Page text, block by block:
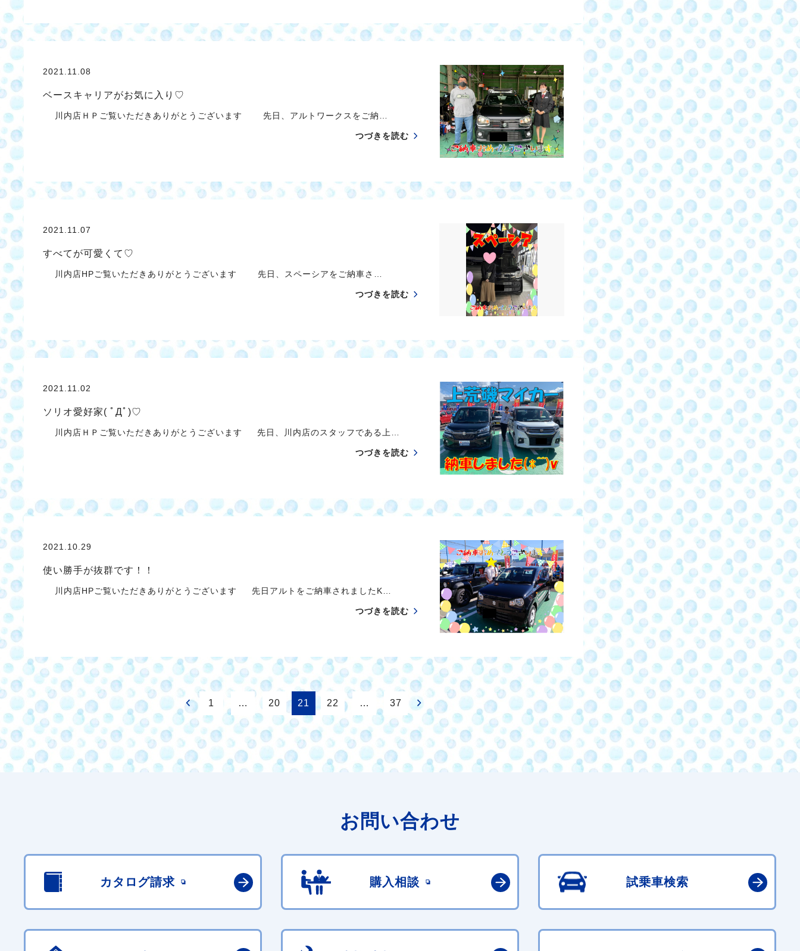
2021.11.08
ベースキャリアがお気に入り♡
川内店ＨＰご覧いただきありがとうございます 先日、アルトワークスをご納…
つづきを読む
2021.11.07
すべてが可愛くて♡
川内店HPご覧いただきありがとうございます 先日、スペーシアをご納車さ…
つづきを読む
2021.11.02
ソリオ愛好家( ﾟДﾟ)♡
川内店ＨＰご覧いただきありがとうございます 先日、川内店のスタッフである上…
つづきを読む
2021.10.29
使い勝手が抜群です！！
川内店HPご覧いただきありがとうございます 先日アルトをご納車されましたK…
つづきを読む
1 … 20 21 22 … 37
お問い合わせ
カタログ請求 購入相談 試乗車検索